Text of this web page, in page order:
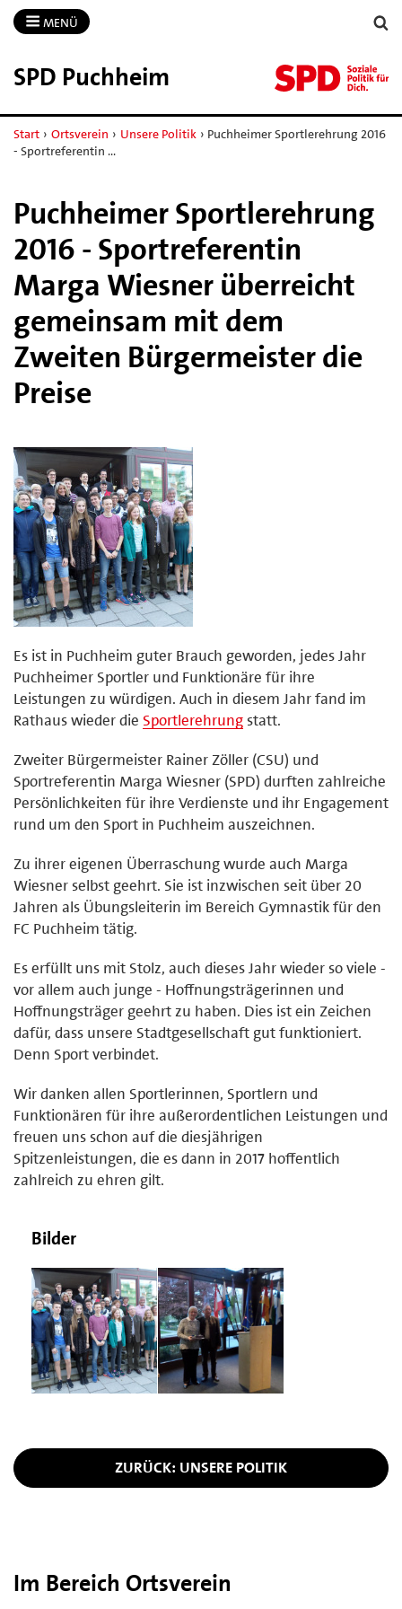
MENÜ
SPD Puchheim
Start › Ortsverein › Unsere Politik › Puchheimer Sportlerehrung 2016
- Sportreferentin …
Puchheimer Sportlerehrung
2016 - Sportreferentin
Marga Wiesner überreicht
gemeinsam mit dem
Zweiten Bürgermeister die
Preise
Es ist in Puchheim guter Brauch geworden, jedes Jahr
Puchheimer Sportler und Funktionäre für ihre
Leistungen zu würdigen. Auch in diesem Jahr fand im
Rathaus wieder die Sportlerehrung statt.
Zweiter Bürgermeister Rainer Zöller (CSU) und
Sportreferentin Marga Wiesner (SPD) durften zahlreiche
Persönlichkeiten für ihre Verdienste und ihr Engagement
rund um den Sport in Puchheim auszeichnen.
Zu ihrer eigenen Überraschung wurde auch Marga
Wiesner selbst geehrt. Sie ist inzwischen seit über 20
Jahren als Übungsleiterin im Bereich Gymnastik für den
FC Puchheim tätig.
Es erfüllt uns mit Stolz, auch dieses Jahr wieder so viele -
vor allem auch junge - Hoffnungsträgerinnen und
Hoffnungsträger geehrt zu haben. Dies ist ein Zeichen
dafür, dass unsere Stadtgesellschaft gut funktioniert.
Denn Sport verbindet.
Wir danken allen Sportlerinnen, Sportlern und
Funktionären für ihre außerordentlichen Leistungen und
freuen uns schon auf die diesjährigen
Spitzenleistungen, die es dann in 2017 hoffentlich
zahlreich zu ehren gilt.
Bilder
ZURÜCK: UNSERE POLITIK
Im Bereich Ortsverein